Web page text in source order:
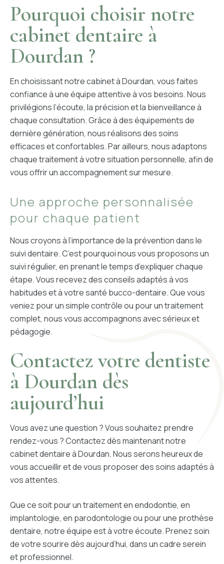
Pourquoi choisir notre
cabinet dentaire à
Dourdan ?
En choisissant notre cabinet à Dourdan, vous faites
confiance à une équipe attentive à vos besoins. Nous
privilégions l’écoute, la précision et la bienveillance à
chaque consultation. Grâce à des équipements de
dernière génération, nous réalisons des soins
efficaces et confortables. Par ailleurs, nous adaptons
chaque traitement à votre situation personnelle, afin de
vous offrir un accompagnement sur mesure.
Une approche personnalisée
pour chaque patient
Nous croyons à l’importance de la prévention dans le
suivi dentaire. C’est pourquoi nous vous proposons un
suivi régulier, en prenant le temps d’expliquer chaque
étape. Vous recevez des conseils adaptés à vos
habitudes et à votre santé bucco-dentaire. Que vous
veniez pour un simple contrôle ou pour un traitement
complet, nous vous accompagnons avec sérieux et
pédagogie.
Contactez votre dentiste
à Dourdan dès
aujourd’hui
Vous avez une question ? Vous souhaitez prendre
rendez-vous ? Contactez dès maintenant notre
cabinet dentaire à Dourdan. Nous serons heureux de
vous accueillir et de vous proposer des soins adaptés à
vos attentes.
Que ce soit pour un traitement en endodontie, en
implantologie, en parodontologie ou pour une prothèse
dentaire, notre équipe est à votre écoute. Prenez soin
de votre sourire dès aujourd’hui, dans un cadre serein
et professionnel.